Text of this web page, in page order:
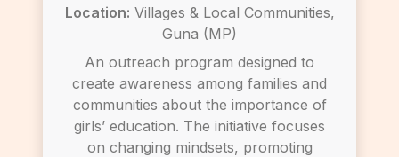
Location: Villages & Local Communities,
Guna (MP)
An outreach program designed to
create awareness among families and
communities about the importance of
girls’ education. The initiative focuses
on changing mindsets, promoting